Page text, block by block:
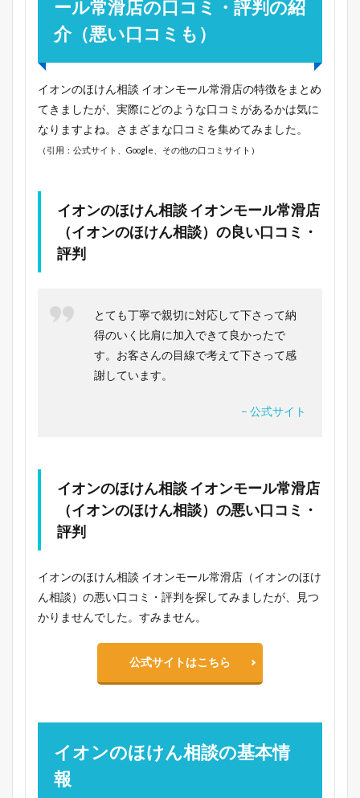
ール常滑店の口コミ・評判の紹
介（悪い口コミも）
イオンのほけん相談 イオンモール常滑店の特徴をまとめ
てきましたが、実際にどのような口コミがあるかは気に
なりますよね。さまざまな口コミを集めてみました。
（引用：公式サイト、Google、その他の口コミサイト）
イオンのほけん相談 イオンモール常滑店
（イオンのほけん相談）の良い口コミ・
評判
とても丁寧で親切に対応して下さって納
得のいく比肩に加入できて良かったで
す。お客さんの目線で考えて下さって感
謝しています。
– 公式サイト
イオンのほけん相談 イオンモール常滑店
（イオンのほけん相談）の悪い口コミ・
評判
イオンのほけん相談 イオンモール常滑店（イオンのほけ
ん相談）の悪い口コミ・評判を探してみましたが、見つ
かりませんでした。すみません。
公式サイトはこちら
イオンのほけん相談の基本情
報